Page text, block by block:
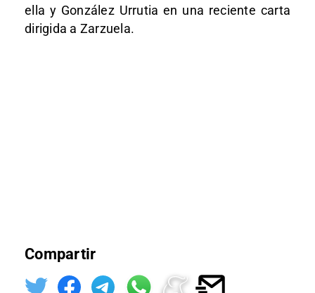
ella y González Urrutia en una reciente carta
dirigida a Zarzuela.
Compartir